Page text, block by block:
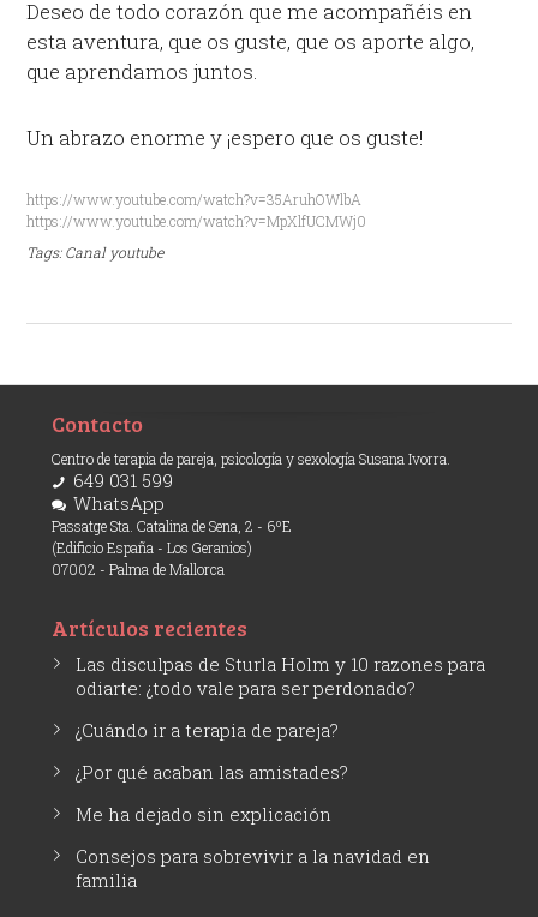
Deseo de todo corazón que me acompañéis en
esta aventura, que os guste, que os aporte algo,
que aprendamos juntos.
Un abrazo enorme y ¡espero que os guste!
https://www.youtube.com/watch?v=35AruhOWlbA
https://www.youtube.com/watch?v=MpXlfUCMWj0
Tags:Canal youtube
Contacto
Centro de terapia de pareja, psicología y sexología Susana Ivorra.
649 031 599
WhatsApp
Passatge Sta. Catalina de Sena, 2 - 6ºE
(Edificio España - Los Geranios)
07002 - Palma de Mallorca
Artículos recientes
Las disculpas de Sturla Holm y 10 razones para
odiarte: ¿todo vale para ser perdonado?
¿Cuándo ir a terapia de pareja?
¿Por qué acaban las amistades?
Me ha dejado sin explicación
Consejos para sobrevivir a la navidad en
familia